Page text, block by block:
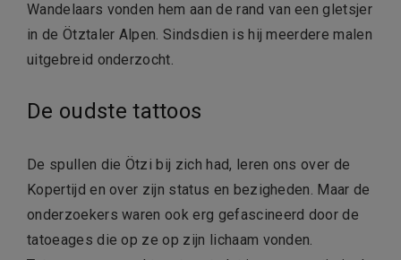
Wandelaars vonden hem aan de rand van een gletsjer
in de Ötztaler Alpen. Sindsdien is hij meerdere malen
uitgebreid onderzocht.
De oudste tattoos
De spullen die Ötzi bij zich had, leren ons over de
Kopertijd en over zijn status en bezigheden. Maar de
onderzoekers waren ook erg gefascineerd door de
tatoeages die op ze op zijn lichaam vonden.